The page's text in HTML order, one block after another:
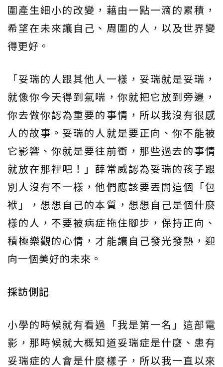
圍產生細小的改變，藉由一點一滴的累積，
希望在未來讓自己、周圍的人，以及世界變
得更好。
「妥瑞的人跟其他人一樣，妥瑞就是妥瑞，
就像你今天得到氣喘，你就把它放到旁邊，
你去做你認為重要的事情，所以我沒有很感
人的故事。妥瑞的人就是要正向、你不能被
它影響、你就是要往前衝，那些過去的事情
就放在那裡吧！」薛常威認為妥瑞的孩子跟
別人沒有不一樣，他們應該要丟開這個「包
袱」，想想自己的本質，想想自己是個什麼
樣的人，不要被病症拖住腳步，保持正向、
積極樂觀的心情，才能讓自己發光發熱，迎
向一個美好的未來。
採訪側記
小學的時候就有看過「我是第一名」這部電
影，那時候就大概知道妥瑞症是什麼、患有
妥瑞症的人會是什麼樣子，所以我一直以來